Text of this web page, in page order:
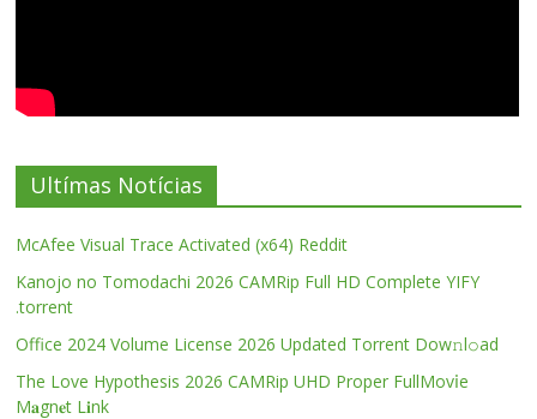
Ultímas Notícias
McAfee Visual Trace Activated (x64) Reddit
Kanojo no Tomodachi 2026 CAMRip Full HD Complete YIFY
.torrent
Office 2024 Volume License 2026 Updated Torrent Dow𝚗l𝚘аd
The Love Hypothesis 2026 CAMRip UHD Proper FullMov𝗂e
M𝐚gn𝐞t L𝐢nk